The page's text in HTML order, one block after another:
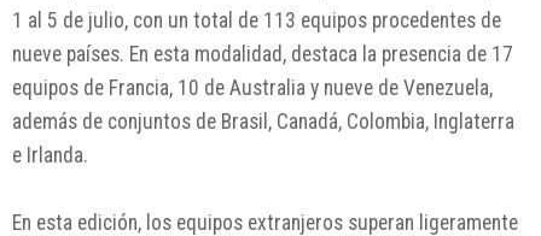
1 al 5 de julio, con un total de 113 equipos procedentes de
nueve países. En esta modalidad, destaca la presencia de 17
equipos de Francia, 10 de Australia y nueve de Venezuela,
además de conjuntos de Brasil, Canadá, Colombia, Inglaterra
e Irlanda.
En esta edición, los equipos extranjeros superan ligeramente